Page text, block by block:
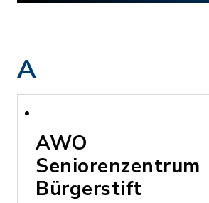
A
AWO
Seniorenzentrum
Bürgerstift